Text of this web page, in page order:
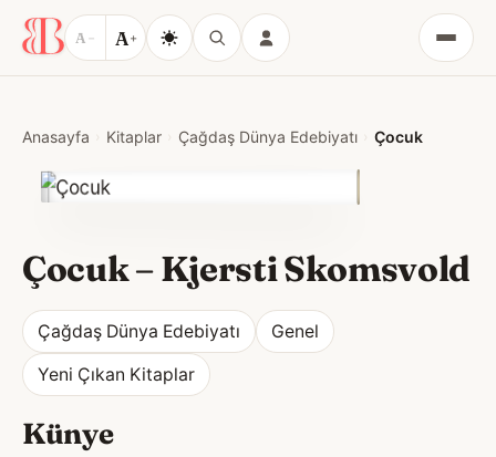
A − A+
Menü
Anasayfa Kitaplar Çağdaş Dünya Edebiyatı Çocuk
Çocuk–Kjersti Skomsvold
Çağdaş Dünya Edebiyatı Genel
Yeni Çıkan Kitaplar
Künye